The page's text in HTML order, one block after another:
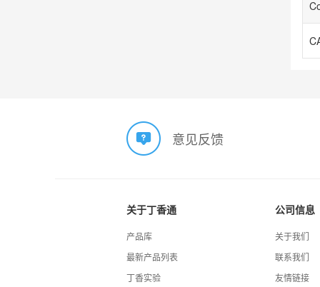
意见反馈
关于丁香通
产品库
最新产品列表
丁香实验
公司信息
关于我们
联系我们
友情链接